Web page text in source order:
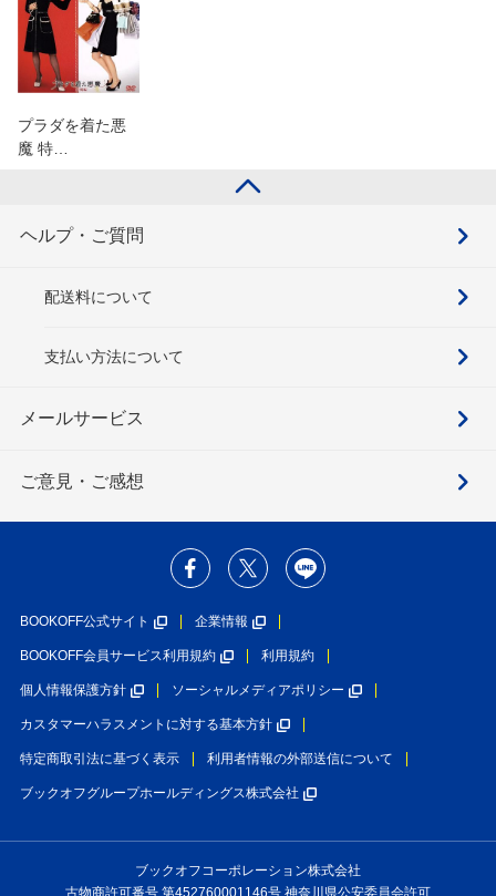
プラダを着た悪
魔 特…
ヘルプ・ご質問
配送料について
支払い方法について
メールサービス
ご意見・ご感想
BOOKOFF公式サイト 企業情報
BOOKOFF会員サービス利用規約 利用規約
個人情報保護方針 ソーシャルメディアポリシー
カスタマーハラスメントに対する基本方針
特定商取引法に基づく表示 利用者情報の外部送信について
ブックオフグループホールディングス株式会社
ブックオフコーポレーション株式会社
古物商許可番号 第452760001146号 神奈川県公安委員会許可